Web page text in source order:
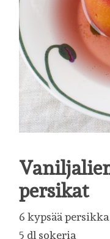
persikat
6 kypsää
5 dl sokeria